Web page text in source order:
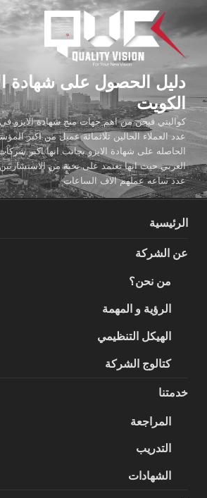
المحتوى
دليل الحصول على شهادة
الكويت
كواليتي فيجن من اهم جهات منح شهادة الايزو
عدد العملاء الحالين ثلاثمائة عميل من اكبر
الحاصله على شهادة الايزو بجانب انها اكبر
العربي حيث انها تعتمد على نخبة من
عدد ساعه عملهم الاف الساعات
الرئيسية
عن الشركة
من نحن؟
الرؤية و المهمة
الهيكل التنظيمي
كتالوج الشركة
خدمتنا
المراجعة
التدريب
الشهادات